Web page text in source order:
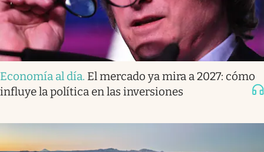
Economía al día. El mercado ya mira a 2027: cómo
influye la política en las inversiones